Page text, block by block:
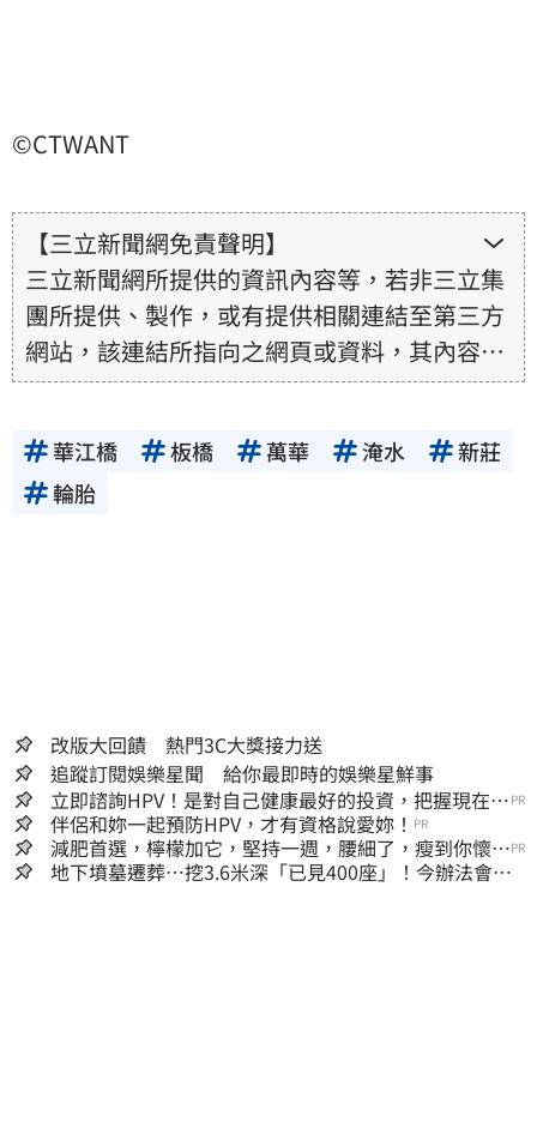
©CTWANT
【三立新聞網免責聲明】
三立新聞網所提供的資訊內容等，若非三立集
團所提供、製作，或有提供相關連結至第三方
網站，該連結所指向之網頁或資料，其內容均
為所連結網站提供，相關權利均為該網站、內
其真實性、正確性、即時性、完整性或合法
性。三立新聞網所提供的資訊內容，若其著作
華江橋 板橋 萬華 淹水
新莊
輪胎
改版大回饋 熱門3C大獎接力送
追蹤訂閱娛樂星聞 給你最即時的娛樂星鮮事
立即諮詢HPV！是對自己健康最好的投資，把握現在不
嫌晚！
PR
伴侶和妳一起預防HPV，才有資格說愛妳！ PR
減肥首選，檸檬加它，堅持一週，腰細了，瘦到你懷疑
人生
PR
地下墳墓遷葬…挖3.6米深「已見400座」！今辦法會安